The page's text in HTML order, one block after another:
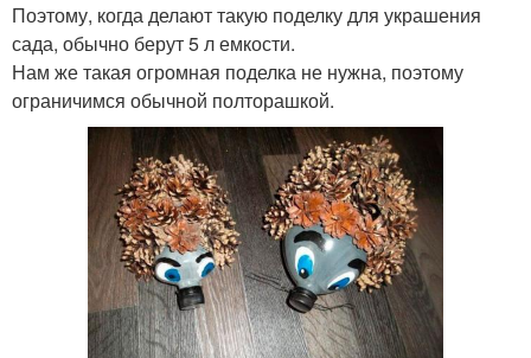
Поэтому, когда делают такую поделку для украшения
сада, обычно берут 5 л емкости.
Нам же такая огромная поделка не нужна, поэтому
ограничимся обычной полторашкой.